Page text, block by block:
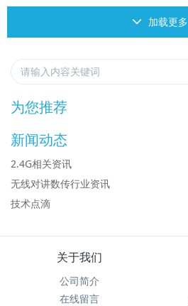
加载更多
为您推荐
新闻动态
2.4G相关资讯
无线对讲数传行业资讯
技术点滴
关于我们
公司简介
在线留言